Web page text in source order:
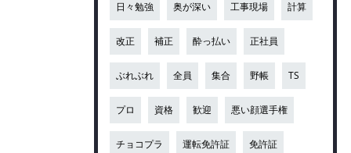
日々勉強 奥が深い 工事現場 計算
改正 補正 酔っ払い 正社員
ぶれぶれ 全員 集合 野帳 TS
プロ 資格 歓迎 悪い顔選手権
チョコプラ 運転免許証 免許証